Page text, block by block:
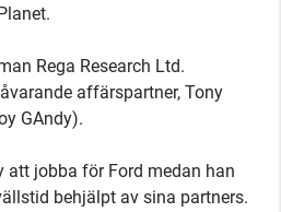
Rega Research Ltd.
affärspartner, Tony
GAndy).
att jobba för Ford medan han
behjälpt av sina partners.